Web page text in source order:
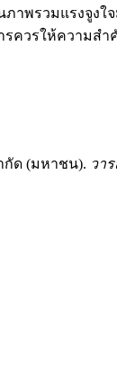
าพรวมแรงจูง
ควรให้ความส
กัด (มหาชน). วา